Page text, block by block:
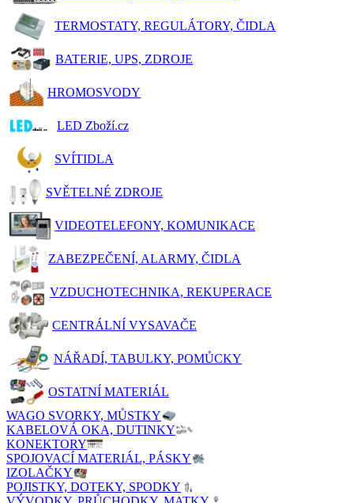
TERMOSTATY, REGULÁTORY, ČIDLA
BATERIE, UPS, ZDROJE
HROMOSVODY
LED Zboží.cz
SVÍTIDLA
SVĚTELNÉ ZDROJE
VIDEOTELEFONY, KOMUNIKACE
ZABEZPEČENÍ, ALARMY, ČIDLA
VZDUCHOTECHNIKA, REKUPERACE
CENTRÁLNÍ VYSAVAČE
NÁŘADÍ, TABULKY, POMŮCKY
OSTATNÍ MATERIÁL
WAGO SVORKY, MŮSTKY
KABELOVÁ OKA, DUTINKY
KONEKTORY
SPOJOVACÍ MATERIÁL, PÁSKY
IZOLAČKY
POJISTKY, DOTEKY, SPODKY